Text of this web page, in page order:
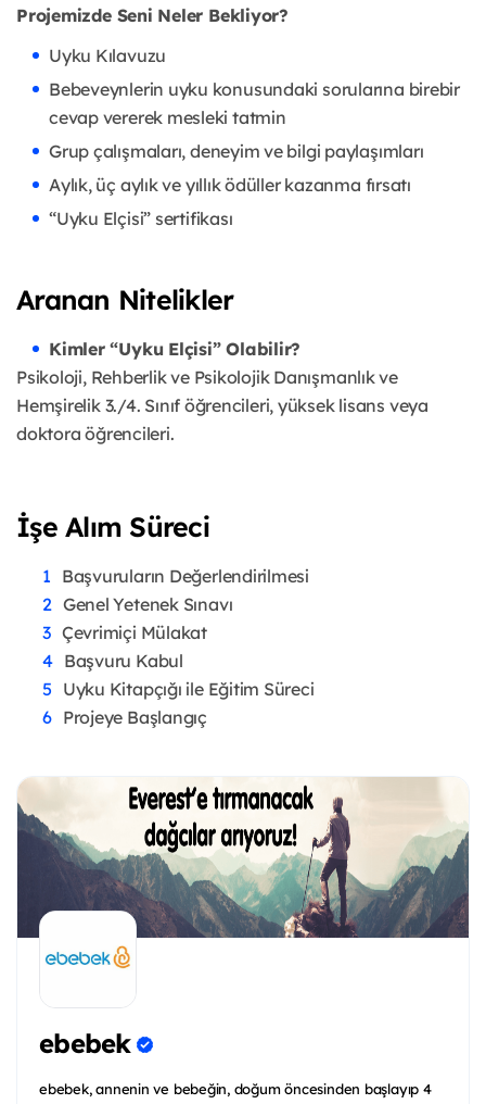
Projemizde Seni Neler Bekliyor?
Uyku Kılavuzu
Bebeveynlerin uyku konusundaki sorularına birebir
cevap vererek mesleki tatmin
Grup çalışmaları, deneyim ve bilgi paylaşımları
Aylık, üç aylık ve yıllık ödüller kazanma fırsatı
“Uyku Elçisi” sertifikası
Aranan Nitelikler
Kimler “Uyku Elçisi” Olabilir?
Psikoloji, Rehberlik ve Psikolojik Danışmanlık ve
Hemşirelik 3./4. Sınıf öğrencileri, yüksek lisans veya
doktora öğrencileri.
İşe Alım Süreci
Başvuruların Değerlendirilmesi
Genel Yetenek Sınavı
Çevrimiçi Mülakat
Başvuru Kabul
Uyku Kitapçığı ile Eğitim Süreci
Projeye Başlangıç
ebebek
ebebek, annenin ve bebeğin, doğum öncesinden başlayıp 4